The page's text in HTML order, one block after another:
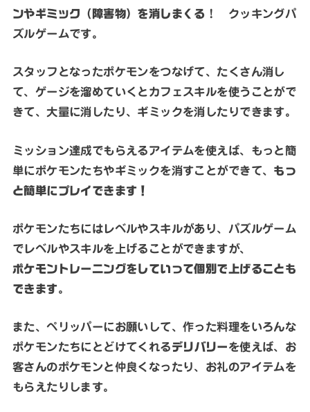
ンやギミック（障害物）を消しまくる ！ クッキングパ
ズルゲームです。
スタッフとなったポケモンをつなげて、たくさん消し
て、ゲージを溜めていくとカフェスキルを使うことがで
きて、大量に消したり、ギミックを消したりできます。
ミッション達成でもらえるアイテムを使えば、もっと簡
単にポケモンたちやギミックを消すことができて、 もっ
と簡単にプレイできます！
ポケモンたちにはレベルやスキルがあり、パズルゲーム
でレベルやスキルを上げることができますが、
ポケモントレーニングをしていって個別で上げることも
できます。
また、ペリッパーにお願いして、作った料理をいろんな
ポケモンたちにとどけてくれるデリバリーを使えば、お
客さんのポケモンと仲良くなったり、お礼のアイテムを
もらえたりします。